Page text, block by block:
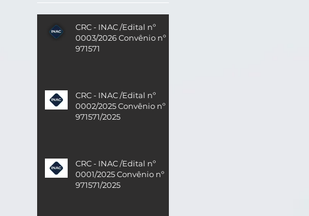
CRC - INAC /Edital nº
0003/2026 Convênio nº
971571
CRC - INAC /Edital nº
0002/2025 Convênio nº
971571/2025
CRC - INAC /Edital nº
0001/2025 Convênio nº
971571/2025